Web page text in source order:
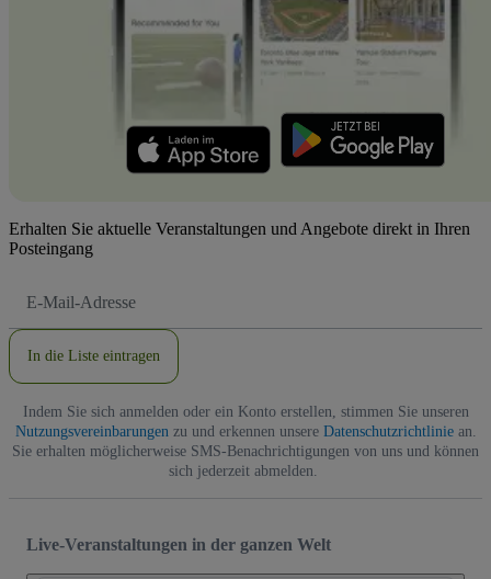
Erhalten Sie aktuelle Veranstaltungen und Angebote direkt in Ihren
Posteingang
Mail-
In die Liste eintragen
Indem Sie sich anmelden oder ein Konto erstellen, stimmen Sie unseren
Nutzungsvereinbarungenzu und erkennen unsere Datenschutzrichtliniean.
Sie erhalten möglicherweise SMS-Benachrichtigungen von uns und können
sich jederzeit abmelden.
Live-Veranstaltungen in der ganzen Welt